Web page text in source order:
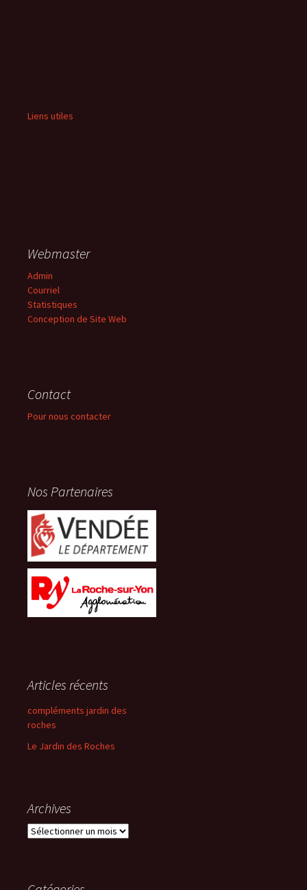
Liens utiles
Webmaster
Admin
Courriel
Statistiques
Conception de Site Web
Contact
Pour nous contacter
Nos Partenaires
Articles récents
compléments jardin des
roches
Le Jardin des Roches
Archives
Archives